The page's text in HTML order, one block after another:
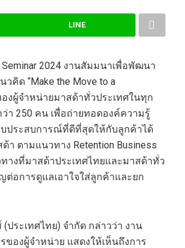
LINE
Seminar 2024 งานสัมมนาเพื่อพัฒนา
วคิด “Make the Move to a
งผู้จำหน่ายมาสด้าทั่วประเทศในทุก
า 250 คน เพื่อถ่ายทอดองค์ความรู้
ประสบการณ์ที่ดีที่สุดให้กับลูกค้าได้
ด้า ตามแนวทาง Retention Business
างที่มาสด้าประเทศไทยและมาสด้าทั่ว
ต่อการดูแลเอาใจใส่ลูกค้าและยก
(ประเทศไทย) จำกัด กล่าวว่า งาน
ของผู้จำหน่าย แสดงให้เห็นถึงการ